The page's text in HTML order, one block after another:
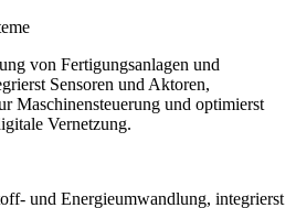
von Fertigungsanlagen und
Sensoren und Aktoren,
Maschinensteuerung und optimierst
Vernetzung.
und Energieumwandlung, integrierst